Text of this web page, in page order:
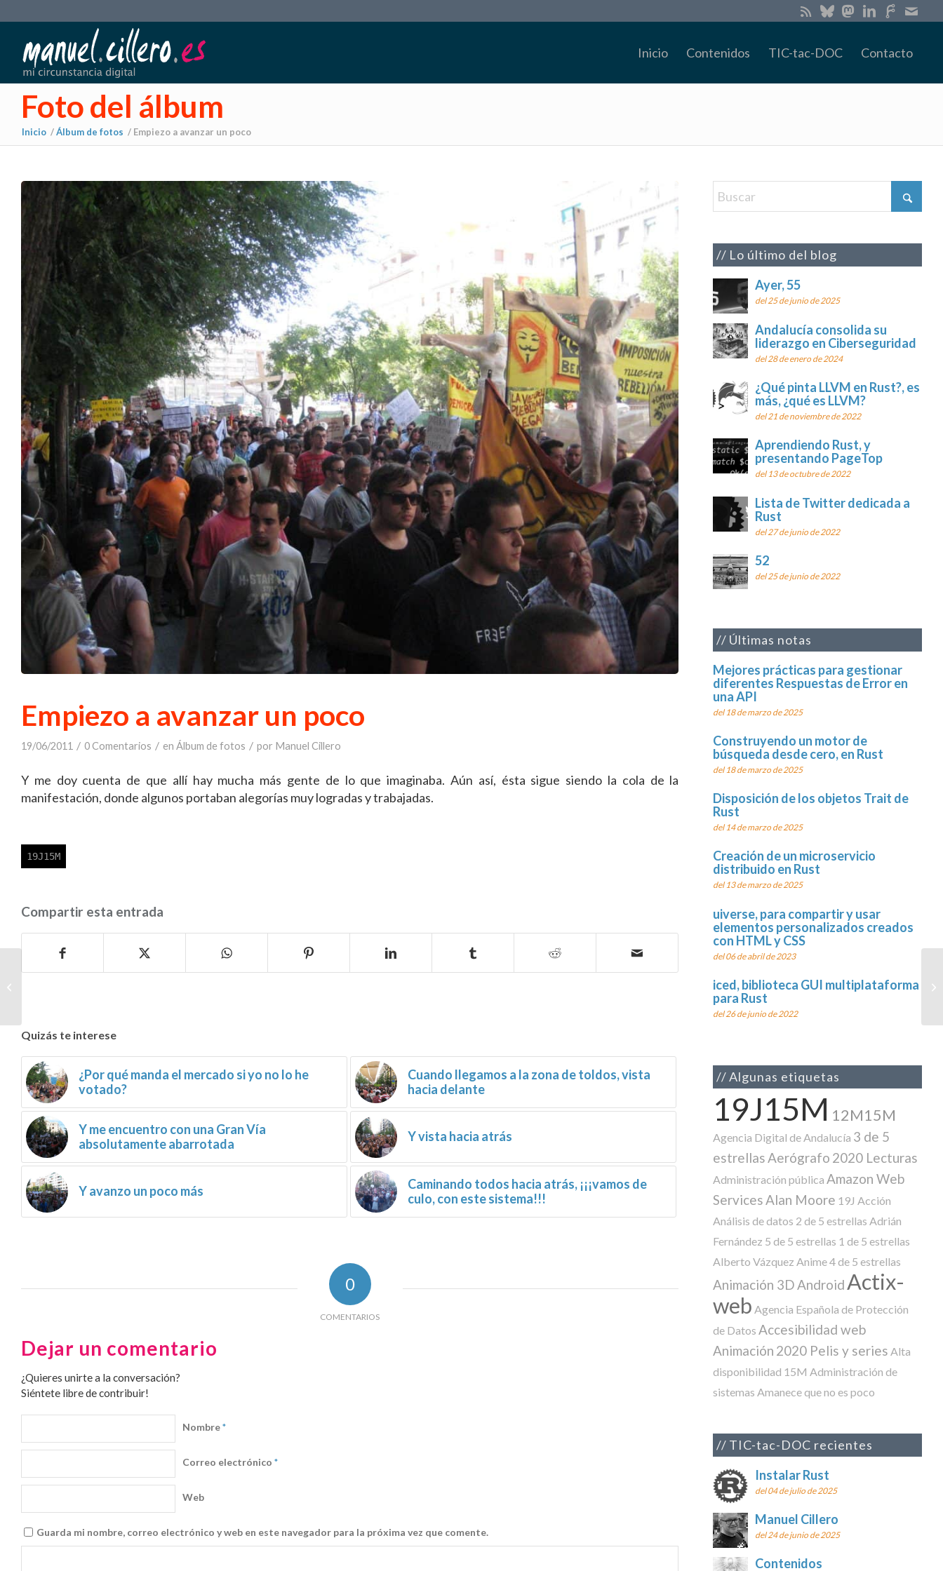
Inicio Contenidos TIC-tac-DOC Contacto
Foto del álbum
Inicio /Álbum de fotos / Empiezo a avanzar un poco
Empiezo a avanzar un poco
19/06/2011 / 0 Comentarios / en Álbum de fotos / por Manuel Cillero
Y me doy cuenta de que allí hay mucha más gente de lo que imaginaba. Aún así, ésta sigue siendo la cola de la
manifestación, donde algunos portaban alegorías muy logradas y trabajadas.
Compartir esta entrada
Quizás te interese
¿Por qué manda el mercado si yo no lo he
votado?
Cuando llegamos a la zona de toldos, vista
hacia delante
Y me encuentro con una Gran Vía
absolutamente abarrotada
Y vista hacia atrás
Y avanzo un poco más
Caminando todos hacia atrás, ¡¡¡vamos de
culo, con este sistema!!!
0
COMENTARIOS
Dejar un comentario
¿Quieres unirte a la conversación?
Siéntete libre de contribuir!
Nombre*
Correo electrónico *
Web
Guarda mi nombre, correo electrónico y web en este navegador para la próxima vez que comente.
Lo último del blog
Ayer, 55
del 25 de junio de 2025
Andalucía consolida su
liderazgo en Ciberseguridad
del 28 de enero de 2024
¿Qué pinta LLVM en Rust?, es
más, ¿qué es LLVM?
del 21 de noviembre de 2022
Aprendiendo Rust, y
presentando PageTop
del 13 de octubre de 2022
Lista de Twitter dedicada a
Rust
del 27 de junio de 2022
52
del 25 de junio de 2022
Últimas notas
Mejores prácticas para gestionar
diferentes Respuestas de Error en
una API
del 18 de marzo de 2025
Construyendo un motor de
búsqueda desde cero, en Rust
del 18 de marzo de 2025
Disposición de los objetos Trait de
Rust
del 14 de marzo de 2025
Creación de un microservicio
distribuido en Rust
del 13 de marzo de 2025
uiverse, para compartir y usar
elementos personalizados creados
con HTML y CSS
del 06 de abril de 2023
iced, biblioteca GUI multiplataforma
para Rust
del 26 de junio de 2022
Algunas etiquetas
19J15M 12M15M
Agencia Digital de Andalucía 3 de 5
estrellasAerógrafo 2020 Lecturas
Administración pública Amazon Web
ServicesAlan Moore 19J Acción
Análisis de datos 2 de 5 estrellas Adrián
Fernández 5 de 5 estrellas 1 de 5 estrellas
Alberto Vázquez Anime4 de 5 estrellas
Animación 3DAndroidActix-
web Agencia Española de Protección
de Datos Accesibilidad web
Animación 2020 Pelis y series Alta
disponibilidad 15M Administración de
sistemas Amanece que no es poco
TIC-tac-DOC recientes
Instalar Rust
del 04 de julio de 2025
Manuel Cillero
del 24 de junio de 2025
Contenidos
Cuando acababa de